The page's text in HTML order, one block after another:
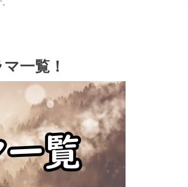
一覧！